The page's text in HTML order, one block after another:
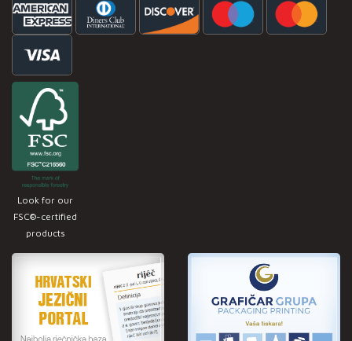
Look for our
FSC®-certified
products